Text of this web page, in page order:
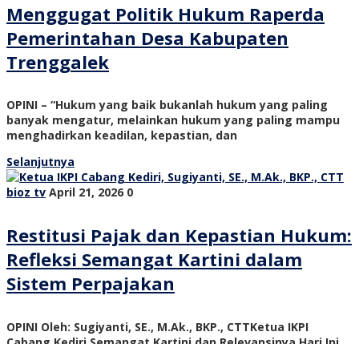
Menggugat Politik Hukum Raperda
Pemerintahan Desa Kabupaten
Trenggalek
OPINI – “Hukum yang baik bukanlah hukum yang paling
banyak mengatur, melainkan hukum yang paling mampu
menghadirkan keadilan, kepastian, dan
Selanjutnya
bioz tv April 21, 2026 0
Restitusi Pajak dan Kepastian Hukum:
Refleksi Semangat Kartini dalam
Sistem Perpajakan
OPINI Oleh: Sugiyanti, SE., M.Ak., BKP., CTTKetua IKPI